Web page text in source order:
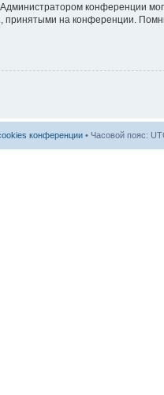
конференции
принятыми на конференции.
конференции • Часовой пояс: